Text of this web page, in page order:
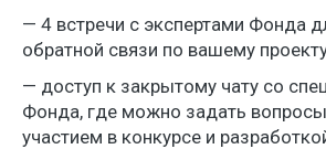
— 4 встречи с экспертами Фонда
обратной связи по вашему
— доступ к закрытому чату со
Фонда, где можно задать
участием в конкурсе и